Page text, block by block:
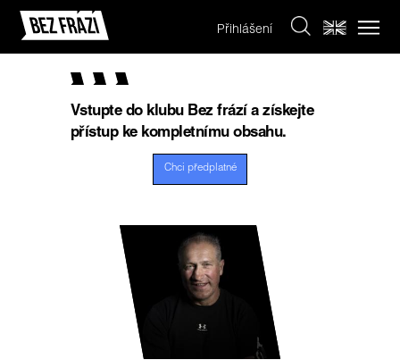
Přihlášení
Vstupte do klubu Bez frází a získejte
přístup ke kompletnímu obsahu.
Chci předplatné